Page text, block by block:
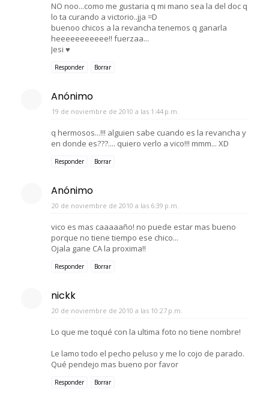
NO noo...como me gustaria q mi mano sea la del doc q
lo ta curando a victorio..jja =D
buenoo chicos a la revancha tenemos q ganarla
heeeeeeeeeee!! fuerzaa...
Jesi ♥
Responder Borrar
Anónimo
19 de noviembre de 2010 a las 1:44 p.m.
q hermosos...!!! alguien sabe cuando es la revancha y
en donde es???.... quiero verlo a vico!!! mmm... XD
Responder Borrar
Anónimo
20 de noviembre de 2010 a las 6:39 p.m.
vico es mas caaaaaño! no puede estar mas bueno
porque no tiene tiempo ese chico...
Ojala gane CA la proxima!!
Responder Borrar
nickk
20 de noviembre de 2010 a las 10:27 p.m.
Lo que me toqué con la ultima foto no tiene nombre!
Le lamo todo el pecho peluso y me lo cojo de parado.
Qué pendejo mas bueno por favor
Responder Borrar